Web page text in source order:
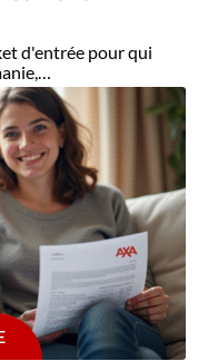
d'entrée pour qui
…